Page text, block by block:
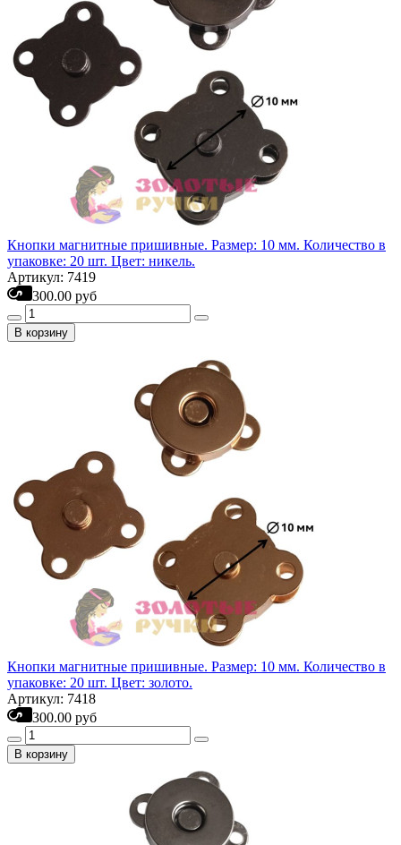
Кнопки магнитные пришивные. Размер: 10 мм. Количество в
упаковке: 20 шт. Цвет: никель.
Артикул: 7419
300.00 руб
В корзину
Кнопки магнитные пришивные. Размер: 10 мм. Количество в
упаковке: 20 шт. Цвет: золото.
Артикул: 7418
300.00 руб
В корзину